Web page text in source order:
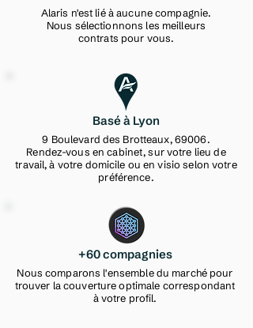
Alaris n'est lié à aucune compagnie.
Nous sélectionnons les meilleurs
contrats pour vous.
Basé à Lyon
9 Boulevard des Brotteaux, 69006.
Rendez-vous en cabinet, sur votre lieu de
travail, à votre domicile ou en visio selon votre
préférence.
+60 compagnies
Nous comparons l'ensemble du marché pour
trouver la couverture optimale correspondant
à votre profil.